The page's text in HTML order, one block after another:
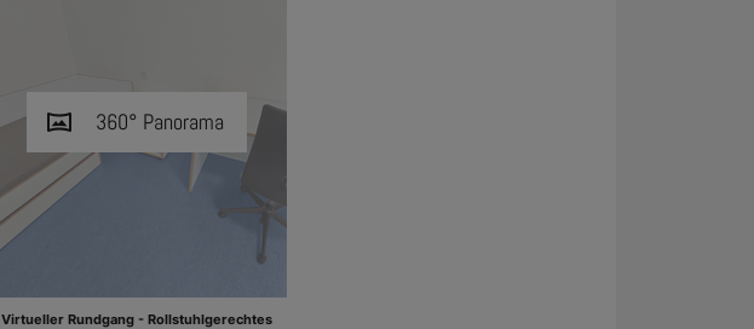
vrpano 360° Panorama
Virtueller Rundgang - Rollstuhlgerechtes